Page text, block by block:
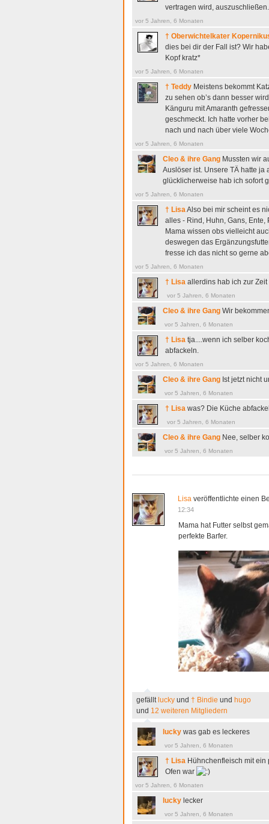
vertragen wird, auszuschließen.
vor 5 Jahren, 6 Monaten
† Oberwichtelkater
dies bei dir der Fall ist? Wir
Kopf kratz*
vor 5 Jahren, 6 Monaten
† Teddy Meistens bekommt
zu sehen ob’s dann besser
Känguru mit Amaranth
geschmeckt. Ich hatte vorher
nach und nach über viele
vor 5 Jahren, 6 Monaten
Cleo & ihre Gang Mussten wir
Auslöser ist. Unsere TÄ hatte
glücklicherweise hab ich sofort
vor 5 Jahren, 6 Monaten
† LisaAlso bei mir scheint es
alles - Rind, Huhn, Gans,
Mama wissen obs vielleicht
deswegen das
fresse ich das nicht so gerne
vor 5 Jahren, 6 Monaten
† Lisa allerdins hab ich zur
vor 5 Jahren, 6 Monaten
Cleo & ihre Gang Wir
vor 5 Jahren, 6 Monaten
† Lisa tja....wenn ich selber
abfackeln.
vor 5 Jahren, 6 Monaten
Cleo & ihre Gang Ist jetzt nicht
vor 5 Jahren, 6 Monaten
† Lisa was? Die Küche
vor 5 Jahren, 6 Monaten
Cleo & ihre Gang Nee, selber
vor 5 Jahren, 6 Monaten
Lisa veröffentlichte einen
12:34
Mama hat Futter selbst
perfekte Barfer.
gefällt lucky und † Bindie und hugo
und 12 weiteren Mitgliedern
lucky was gab es leckeres
vor 5 Jahren, 6 Monaten
† Lisa Hühnchenfleisch mit ein
Ofen war
vor 5 Jahren, 6 Monaten
lucky lecker
vor 5 Jahren, 6 Monaten